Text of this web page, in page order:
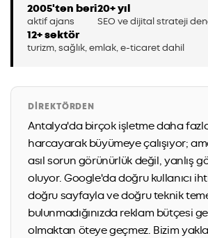
2005'ten beri
aktif ajans
20+ yıl
SEO ve dijital strateji
12+ sektör
turizm, sağlık, emlak, e-ticaret dahil
DIREKTÖRDEN
Antalya'da birçok işletme daha
harcayarak büyümeye çalışıyor;
asıl sorun görünürlük değil, yanlış
oluyor. Google'da doğru kullanıcı
doğru sayfayla ve doğru teknik
bulunmadığınızda reklam bütçesi
olmaktan öteye geçmez. Bizim